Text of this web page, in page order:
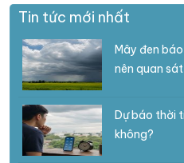
Tin tức mới nhất
Mây đen
nên quan sát
Dự báo thời
không?